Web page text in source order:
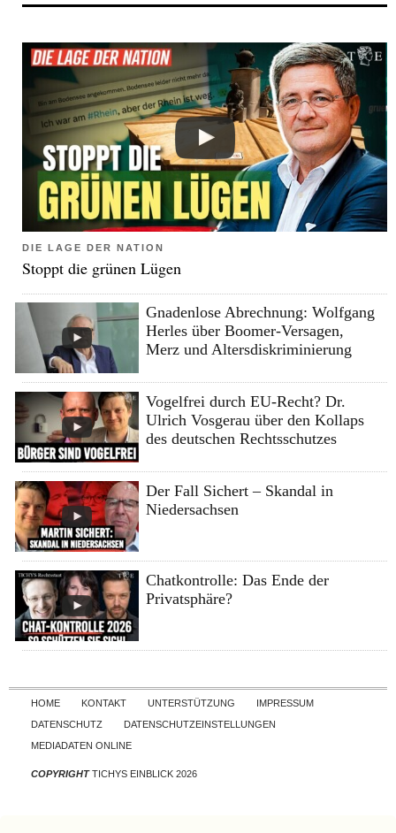
DIE LAGE DER NATION
Stoppt die grünen Lügen
Gnadenlose Abrechnung: Wolfgang
Herles über Boomer-Versagen,
Merz und Altersdiskriminierung
Vogelfrei durch EU-Recht? Dr.
Ulrich Vosgerau über den Kollaps
des deutschen Rechtsschutzes
Der Fall Sichert – Skandal in
Niedersachsen
Chatkontrolle: Das Ende der
Privatsphäre?
Skip to content
HOME KONTAKT UNTERSTÜTZUNG
IMPRESSUM
DATENSCHUTZ
DATENSCHUTZEINSTELLUNGEN
MEDIADATEN ONLINE
COPYRIGHTTICHYS EINBLICK 2026